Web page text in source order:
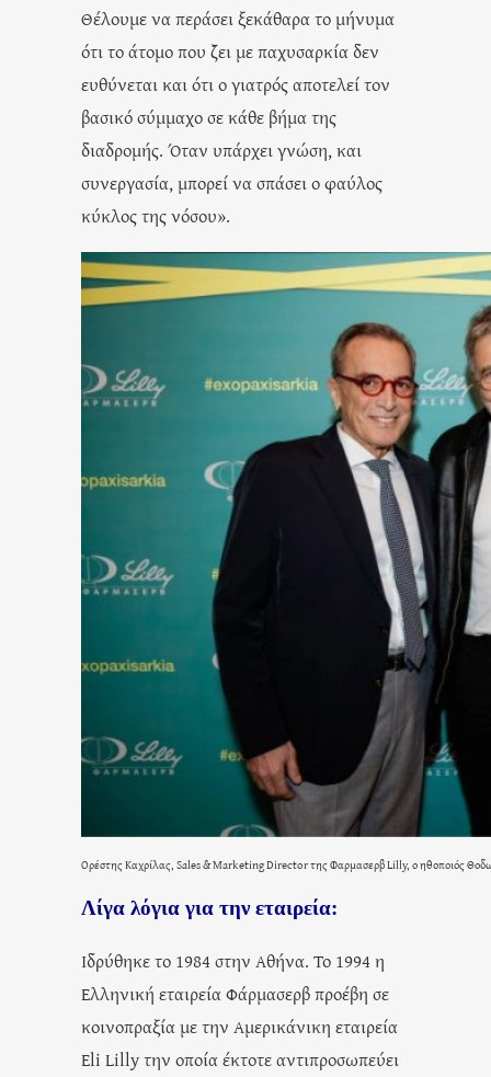
Θέλουμε να περάσει ξεκάθαρα το μήνυμα
ότι το άτομο που ζει με παχυσαρκία δεν
ευθύνεται και ότι ο γιατρός αποτελεί τον
βασικό σύμμαχο σε κάθε βήμα της
διαδρομής. Όταν υπάρχει γνώση, και
συνεργασία, μπορεί να σπάσει ο φαύλος
κύκλος της νόσου».
Ορέστης Καχρίλας, Sales & Marketing Director της Φαρμασερβ Lilly, ο ηθοποιός
Λίγα λόγια για την εταιρεία:
Ιδρύθηκε το 1984 στην Αθήνα. Το 1994 η
Ελληνική εταιρεία Φάρμασερβ προέβη σε
κοινοπραξία με την Αμερικάνικη εταιρεία
Eli Lilly την οποία έκτοτε αντιπροσωπεύει